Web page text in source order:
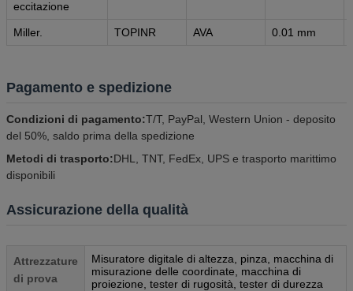
eccitazione
Miller. TOPINR AVA 0.01 mm
Pagamento e spedizione
Condizioni di pagamento:T/T, PayPal, Western Union - deposito
del 50%, saldo prima della spedizione
Metodi di trasporto:DHL, TNT, FedEx, UPS e trasporto marittimo
disponibili
Assicurazione della qualità
Attrezzature
di prova
Misuratore digitale di altezza, pinza, macchina di
misurazione delle coordinate, macchina di
proiezione, tester di rugosità, tester di durezza